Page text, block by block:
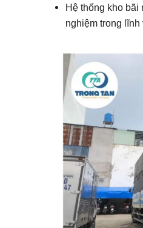
Hệ thống kho bãi
nghiệm trong